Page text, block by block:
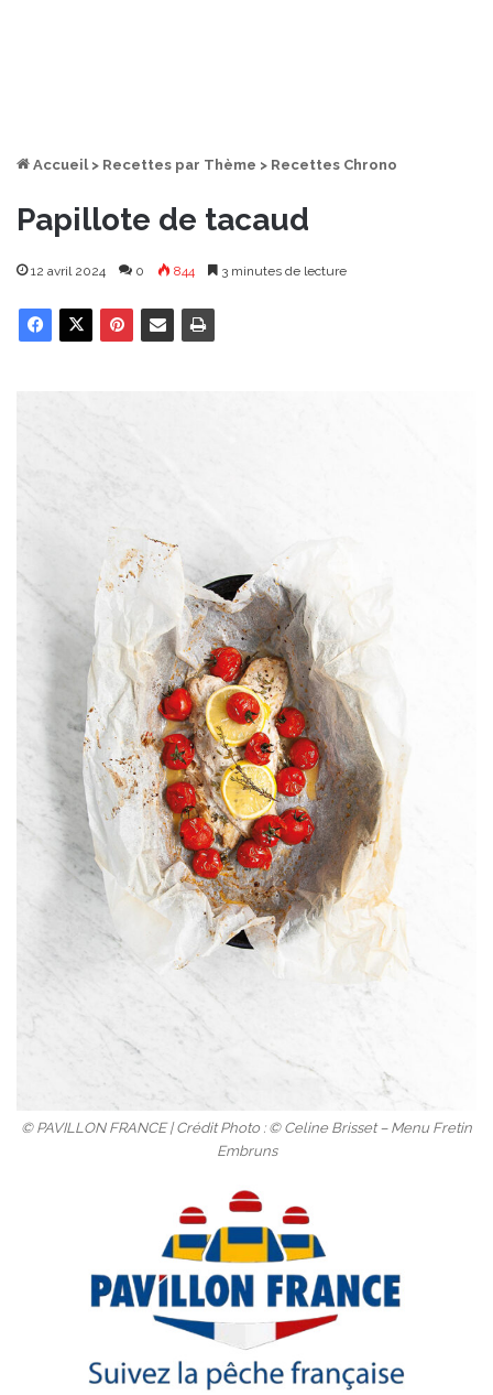
Accueil > Recettes par Thème > Recettes Chrono
Papillote de tacaud
12 avril 2024 0 844 3 minutes de lecture
© PAVILLON FRANCE | Crédit Photo : © Celine Brisset – Menu Fretin
Embruns